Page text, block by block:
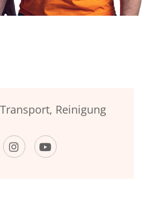
Transport, Reinigung